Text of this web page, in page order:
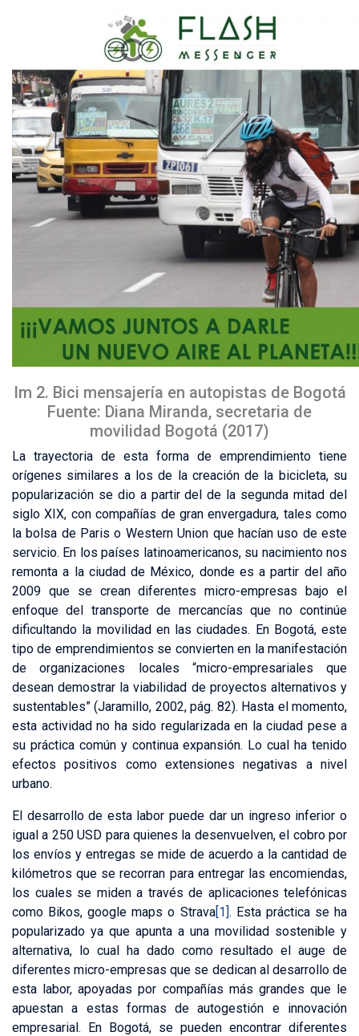
Im 2. Bici mensajería en autopistas de Bogotá
Fuente: Diana Miranda, secretaria de
movilidad Bogotá (2017)
La trayectoria de esta forma de emprendimiento tiene
orígenes similares a los de la creación de la bicicleta, su
popularización se dio a partir del de la segunda mitad del
siglo XIX, con compañías de gran envergadura, tales como
la bolsa de Paris o Western Union que hacían uso de este
servicio. En los países latinoamericanos, su nacimiento nos
remonta a la ciudad de México, donde es a partir del año
2009 que se crean diferentes micro-empresas bajo el
enfoque del transporte de mercancías que no continúe
dificultando la movilidad en las ciudades. En Bogotá, este
tipo de emprendimientos se convierten en la manifestación
de organizaciones locales “micro-empresariales que
desean demostrar la viabilidad de proyectos alternativos y
sustentables” (Jaramillo, 2002, pág. 82). Hasta el momento,
esta actividad no ha sido regularizada en la ciudad pese a
su práctica común y continua expansión. Lo cual ha tenido
efectos positivos como extensiones negativas a nivel
urbano.
El desarrollo de esta labor puede dar un ingreso inferior o
igual a 250 USD para quienes la desenvuelven, el cobro por
los envíos y entregas se mide de acuerdo a la cantidad de
kilómetros que se recorran para entregar las encomiendas,
los cuales se miden a través de aplicaciones telefónicas
como Bikos, google maps o Strava[1]. Esta práctica se ha
popularizado ya que apunta a una movilidad sostenible y
alternativa, lo cual ha dado como resultado el auge de
diferentes micro-empresas que se dedican al desarrollo de
esta labor, apoyadas por compañías más grandes que le
apuestan a estas formas de autogestión e innovación
empresarial. En Bogotá, se pueden encontrar diferentes